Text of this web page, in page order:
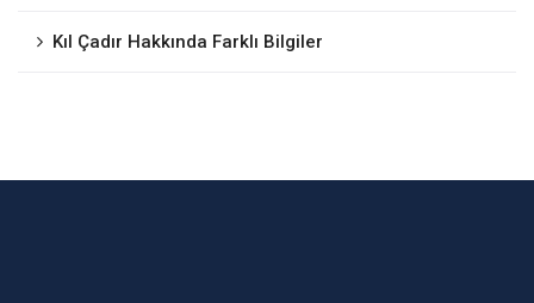
Kıl Çadır Hakkında Farklı Bilgiler